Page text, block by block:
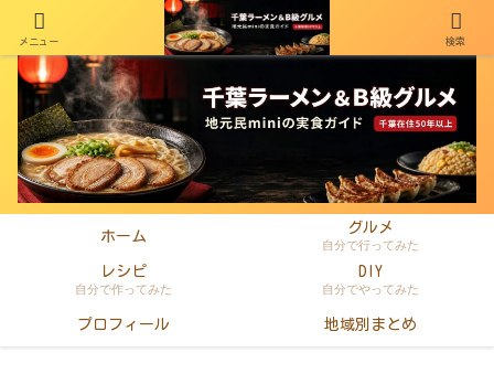
千葉在住50年以上のminiがラーメン・町中華・B級グルメを本音レビュー
ホーム
グルメ
自分で行ってみた
レシピ
自分で作ってみた
DIY
自分でやってみた
プロフィール 地域別まとめ
メニュー 検索